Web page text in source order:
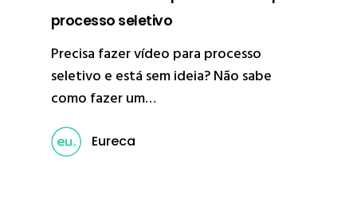
processo seletivo
Precisa fazer vídeo para processo
seletivo e está sem ideia? Não sabe
como fazer um…
Eureca